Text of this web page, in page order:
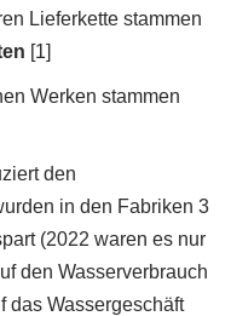
Lieferkette stammen
[1]
Werken stammen
den
in den Fabriken 3
(2022 waren es nur
den Wasserverbrauch
das Wassergeschäft